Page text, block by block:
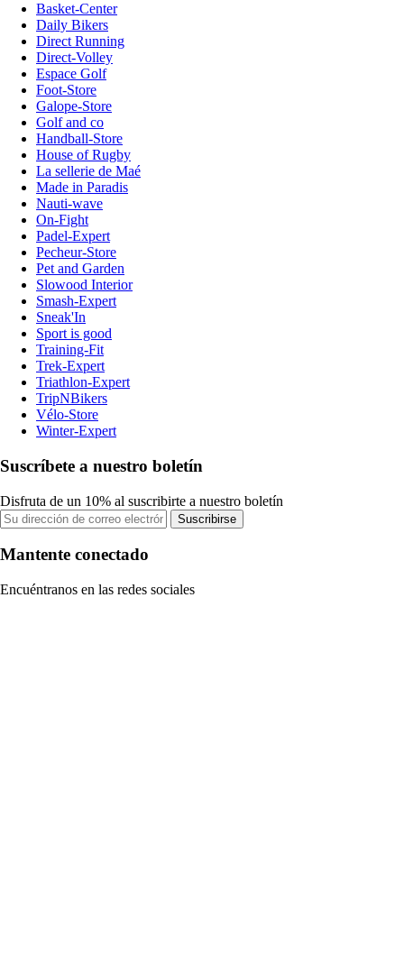
Basket-Center
Daily Bikers
Direct Running
Direct-Volley
Espace Golf
Foot-Store
Galope-Store
Golf and co
Handball-Store
House of Rugby
La sellerie de Maé
Made in Paradis
Nauti-wave
On-Fight
Padel-Expert
Pecheur-Store
Pet and Garden
Slowood Interior
Smash-Expert
Sneak'In
Sport is good
Training-Fit
Trek-Expert
Triathlon-Expert
TripNBikers
Vélo-Store
Winter-Expert
Suscríbete a nuestro boletín
Disfruta de un 10% al suscribirte a nuestro boletín
Suscribirse
Mantente conectado
Encuéntranos en las redes sociales